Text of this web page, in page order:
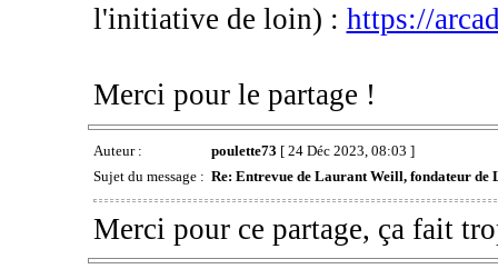
l'initiative de loin) : https://
Merci pour le partage !
Auteur : poulette73 [ 24 Déc 2023, 08:03 ]
Sujet du message : Re: Entrevue de Laurant Weill, fondateur de
Merci pour ce partage, ça fait